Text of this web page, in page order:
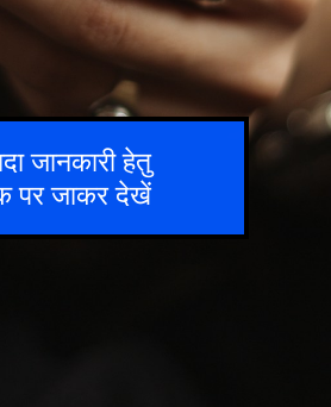
जानकारी हेतु
पर जाकर देखें